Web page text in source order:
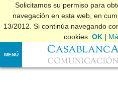
Solicitamos su permiso para
navegación en esta web, en
13/2012. Si continúa navegando
cookies. OK |
MENÚ